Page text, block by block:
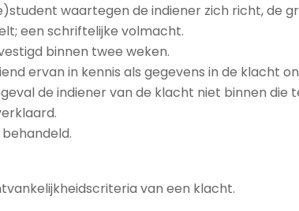
waartegen de indiener zich richt, de
een schriftelijke volmacht.
binnen twee weken.
ervan in kennis als gegevens in de klacht
de indiener van de klacht niet binnen
van een klacht.